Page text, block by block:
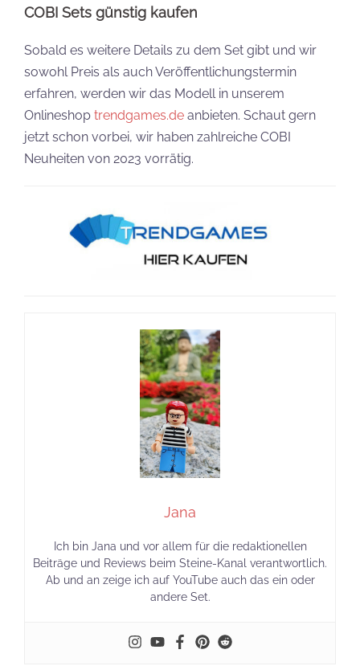
COBI Sets günstig kaufen
Sobald es weitere Details zu dem Set gibt und wir
sowohl Preis als auch Veröffentlichungstermin
erfahren, werden wir das Modell in unserem
Onlineshop trendgames.de anbieten. Schaut gern
jetzt schon vorbei, wir haben zahlreiche COBI
Neuheiten von 2023 vorrätig.
Jana
Ich bin Jana und vor allem für die redaktionellen
Beiträge und Reviews beim Steine-Kanal verantwortlich.
Ab und an zeige ich auf YouTube auch das ein oder
andere Set.